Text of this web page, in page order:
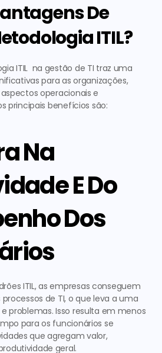
De
ITIL?
ITIL  na gestão de TI traz uma
para as organizações,
operacionais e
principais benefícios são:
Na
E Do
Dos
ITIL, as empresas conseguem
de TI, o que leva a uma
problemas. Isso resulta em menos
para os funcionários se
que agregam valor,
geral.